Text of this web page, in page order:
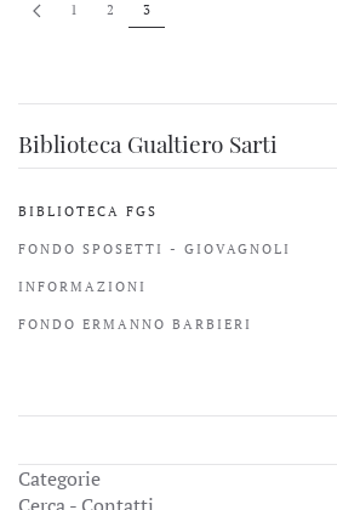
1 2 3
Biblioteca Gualtiero Sarti
BIBLIOTECA FGS
FONDO SPOSETTI - GIOVAGNOLI
INFORMAZIONI
FONDO ERMANNO BARBIERI
Categorie